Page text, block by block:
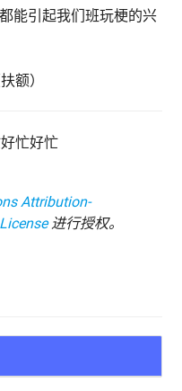
能引起我们班玩梗的兴
额）
忙好忙
Attribution-
进行授权。